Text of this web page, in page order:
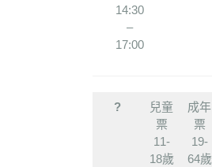
14:30
–
17:00
?
兒童
票
11-
18歲
成年
票
19-
64歲